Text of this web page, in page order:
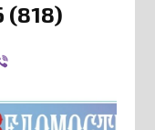
(818)